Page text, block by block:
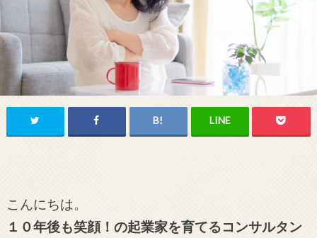
こんにちは。
１０年後も笑顔！の起業家を育てるコンサルタン